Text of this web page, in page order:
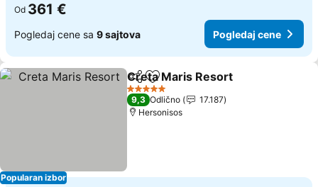
Od 361 €
Pogledaj cene sa 9 sajtova Pogledaj cene
Popularan izbor
Deli Dodati u favorite
Creta Maris Resort
5 Zvezdice
9,3 Odlično
17.187
Hersonisos